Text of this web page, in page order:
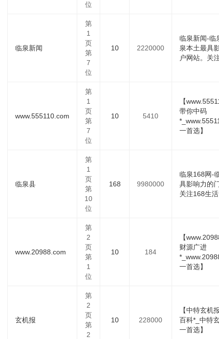
位
临泉新闻
第
1
页
第
7
位
10 2220000
临泉新闻-临
泉本土最具
户网站。关
www.555110.com
第
1
页
第
7
位
10 5410
【
带你中码
一首选】
临泉县
第
1
页
第
10
位
168 9980000
临泉168网-
具影响力的
关注168生
www.20988.com
第
2
页
第
1
位
10 184
【
财源广进
一首选】
玄机报
第
2
页
第
2
10 228000
【中特玄机
百科*_中特
一首选】